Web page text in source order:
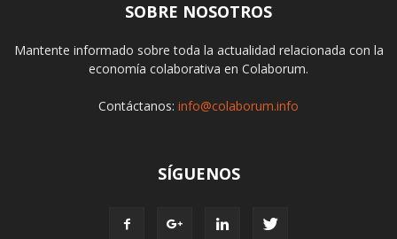
SOBRE NOSOTROS
Mantente informado sobre toda la actualidad relacionada con la
economía colaborativa en Colaborum.
Contáctanos: info@colaborum.info
SÍGUENOS